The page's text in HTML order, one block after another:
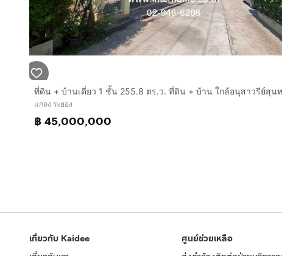
แกลง ระยอง
฿ 45,000,000
เกี่ยวกับ Kaidee
ศูนย์ช่วยเหลือ